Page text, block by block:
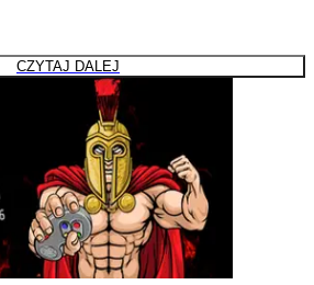
CZYTAJ DALEJ